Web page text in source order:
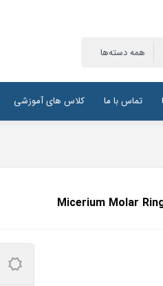
تماس با ما کلاس های آموزشی